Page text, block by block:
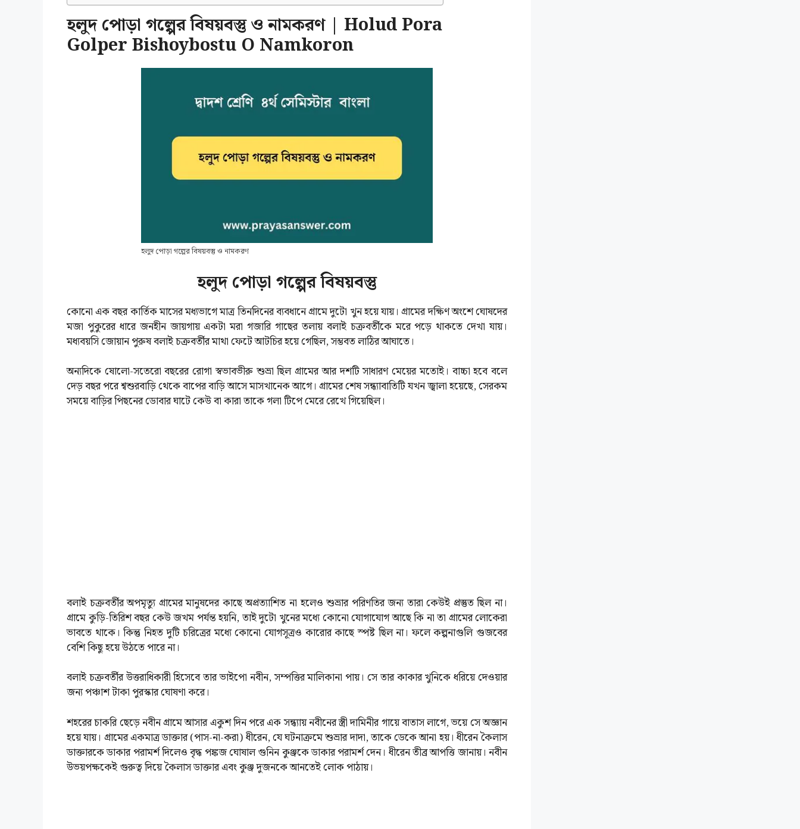
হলুদ পোড়া গল্পের বিষয়বস্তু ও নামকরণ | Holud Pora
Golper Bishoybostu O Namkoron
হলুদ পোড়া গল্পের বিষয়বস্তু ও নামকরণ
হলুদ পোড়া গল্পের বিষয়বস্তু
কোনো এক বছর কার্তিক মাসের মধ্যভাগে মাত্র তিনদিনের ব্যবধানে গ্রামে দুটো খুন হয়ে যায়। গ্রামের দক্ষিণ অংশে ঘোষদের
মজা পুকুরের ধারে জনহীন জায়গায় একটা মরা গজারি গাছের তলায় বলাই চক্রবর্তীকে মরে পড়ে থাকতে দেখা যায়।
মধ্যবয়সি জোয়ান পুরুষ বলাই চক্রবর্তীর মাথা ফেটে আটচির হয়ে গেছিল, সম্ভবত লাঠির আঘাতে।
অন্যদিকে ষোলো-সতেরো বছরের রোগা স্বভাবভীরু শুভ্রা ছিল গ্রামের আর দশটি সাধারণ মেয়ের মতোই। বাচ্চা হবে বলে
দেড় বছর পরে শ্বশুরবাড়ি থেকে বাপের বাড়ি আসে মাসখানেক আগে। গ্রামের শেষ সন্ধ্যাবাতিটি যখন জ্বালা হয়েছে, সেরকম
সময়ে বাড়ির পিছনের ডোবার ঘাটে কেউ বা কারা তাকে গলা টিপে মেরে রেখে গিয়েছিল।
বলাই চক্রবর্তীর অপমৃত্যু গ্রামের মানুষদের কাছে অপ্রত্যাশিত না হলেও শুভ্রার পরিণতির জন্য তারা কেউই প্রস্তুত ছিল না।
গ্রামে কুড়ি-তিরিশ বছর কেউ জখম পর্যন্ত হয়নি, তাই দুটো খুনের মধ্যে কোনো যোগাযোগ আছে কি না তা গ্রামের লোকেরা
ভাবতে থাকে। কিন্তু নিহত দুটি চরিত্রের মধ্যে কোনো যোগসূত্রও কারোর কাছে স্পষ্ট ছিল না। ফলে কল্পনাগুলি গুজবের
বেশি কিছু হয়ে উঠতে পারে না।
বলাই চক্রবর্তীর উত্তরাধিকারী হিসেবে তার ভাইপো নবীন, সম্পত্তির মালিকানা পায়। সে তার কাকার খুনিকে ধরিয়ে দেওয়ার
জন্য পঞ্চাশ টাকা পুরস্কার ঘোষণা করে।
শহরের চাকরি ছেড়ে নবীন গ্রামে আসার একুশ দিন পরে এক সন্ধ্যায় নবীনের স্ত্রী দামিনীর গায়ে বাতাস লাগে, ভয়ে সে অজ্ঞান
হয়ে যায়। গ্রামের একমাত্র ডাক্তার (পাস-না-করা) ধীরেন, যে ঘটনাক্রমে শুভ্রার দাদা, তাকে ডেকে আনা হয়। ধীরেন কৈলাস
ডাক্তারকে ডাকার পরামর্শ দিলেও বৃদ্ধ পঙ্কজ ঘোষাল গুনিন কুঞ্জকে ডাকার পরামর্শ দেন। ধীরেন তীব্র আপত্তি জানায়। নবীন
উভয়পক্ষকেই গুরুত্ব দিয়ে কৈলাস ডাক্তার এবং কুঞ্জ দুজনকে আনতেই লোক পাঠায়।